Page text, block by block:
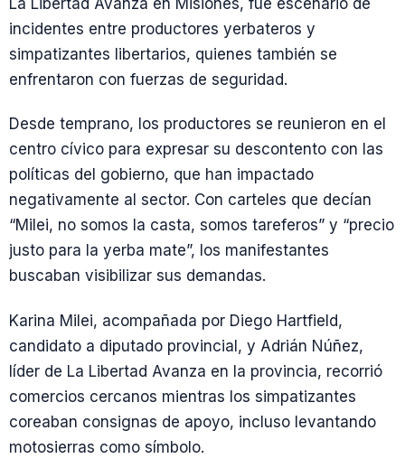
La Libertad Avanza en Misiones, fue escenario de
incidentes entre productores yerbateros y
simpatizantes libertarios, quienes también se
enfrentaron con fuerzas de seguridad.
Desde temprano, los productores se reunieron en el
centro cívico para expresar su descontento con las
políticas del gobierno, que han impactado
negativamente al sector. Con carteles que decían
“Milei, no somos la casta, somos tareferos” y “precio
justo para la yerba mate”, los manifestantes
buscaban visibilizar sus demandas.
Karina Milei, acompañada por Diego Hartfield,
candidato a diputado provincial, y Adrián Núñez,
líder de La Libertad Avanza en la provincia, recorrió
comercios cercanos mientras los simpatizantes
coreaban consignas de apoyo, incluso levantando
motosierras como símbolo.